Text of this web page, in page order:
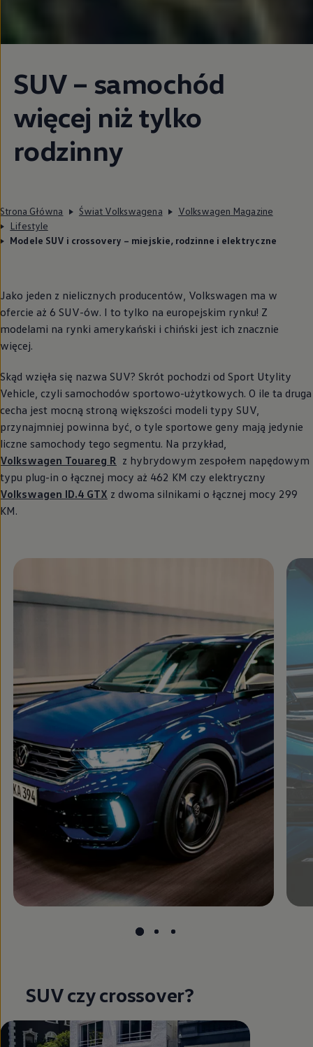
SUV – samochód
więcej niż tylko
rodzinny
Strona Główna Świat Volkswagena
Volkswagen Magazine
Lifestyle
Modele SUV i crossovery – miejskie, rodzinne i elektryczne
Jako jeden z nielicznych producentów, Volkswagen ma w
ofercie aż 6 SUV-ów. I to tylko na europejskim rynku! Z
modelami na rynki amerykański i chiński jest ich znacznie
więcej.
Skąd wzięła się nazwa SUV? Skrót pochodzi od Sport Utylity
Vehicle, czyli samochodów sportowo-użytkowych. O ile ta druga
cecha jest mocną stroną większości modeli typy SUV,
przynajmniej powinna być, o tyle sportowe geny mają jedynie
liczne samochody tego segmentu. Na przykład,
Volkswagen Touareg R z hybrydowym zespołem napędowym
typu plug-in o łącznej mocy aż 462 KM czy elektryczny
Volkswagen ID.4 GTX z dwoma silnikami o łącznej mocy 299
KM.
Zamknij widok pełnoekranowy
SUV czy crossover?